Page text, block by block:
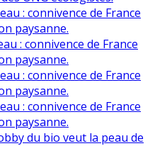
: connivence de France
paysanne.
: connivence de France
paysanne.
: connivence de France
paysanne.
: connivence de France
paysanne.
du bio veut la peau de